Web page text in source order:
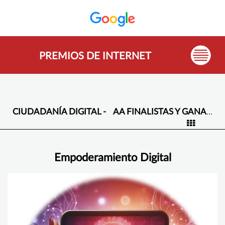
PREMIOS DE INTERNET
CIUDADANÍA DIGITAL - AA FINALISTAS Y GANADORES -
Empoderamiento Digital